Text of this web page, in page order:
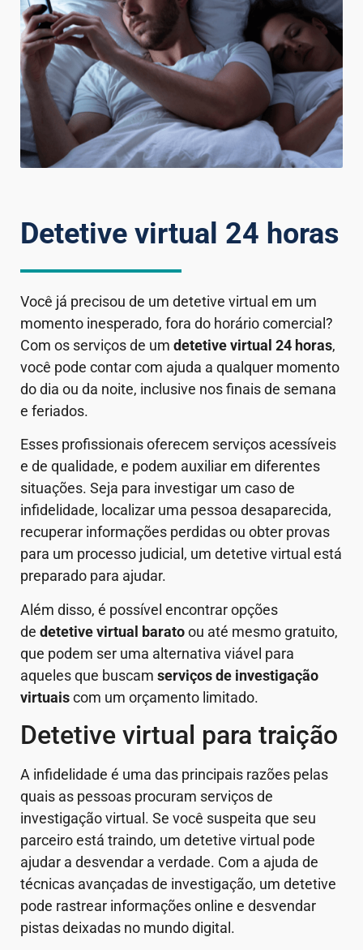
Detetive virtual 24 horas
Você já precisou de um detetive virtual em um
momento inesperado, fora do horário comercial?
Com os serviços de um detetive virtual 24 horas,
você pode contar com ajuda a qualquer momento
do dia ou da noite, inclusive nos finais de semana
e feriados.
Esses profissionais oferecem serviços acessíveis
e de qualidade, e podem auxiliar em diferentes
situações. Seja para investigar um caso de
infidelidade, localizar uma pessoa desaparecida,
recuperar informações perdidas ou obter provas
para um processo judicial, um detetive virtual está
preparado para ajudar.
Além disso, é possível encontrar opções
de detetive virtual baratoou até mesmo gratuito,
que podem ser uma alternativa viável para
aqueles que buscam serviços de investigação
virtuaiscom um orçamento limitado.
Detetive virtual para traição
A infidelidade é uma das principais razões pelas
quais as pessoas procuram serviços de
investigação virtual. Se você suspeita que seu
parceiro está traindo, um detetive virtual pode
ajudar a desvendar a verdade. Com a ajuda de
técnicas avançadas de investigação, um detetive
pode rastrear informações online e desvendar
pistas deixadas no mundo digital.